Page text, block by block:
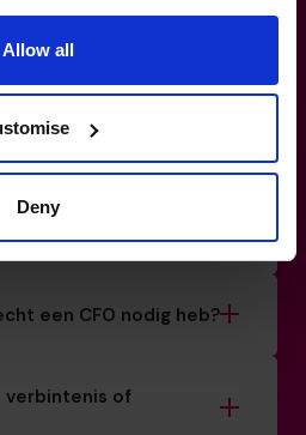
Allow all
Deny
specifieke sectoren
met mijn bedrijf?
een CFO nodig heb?
verbintenis of